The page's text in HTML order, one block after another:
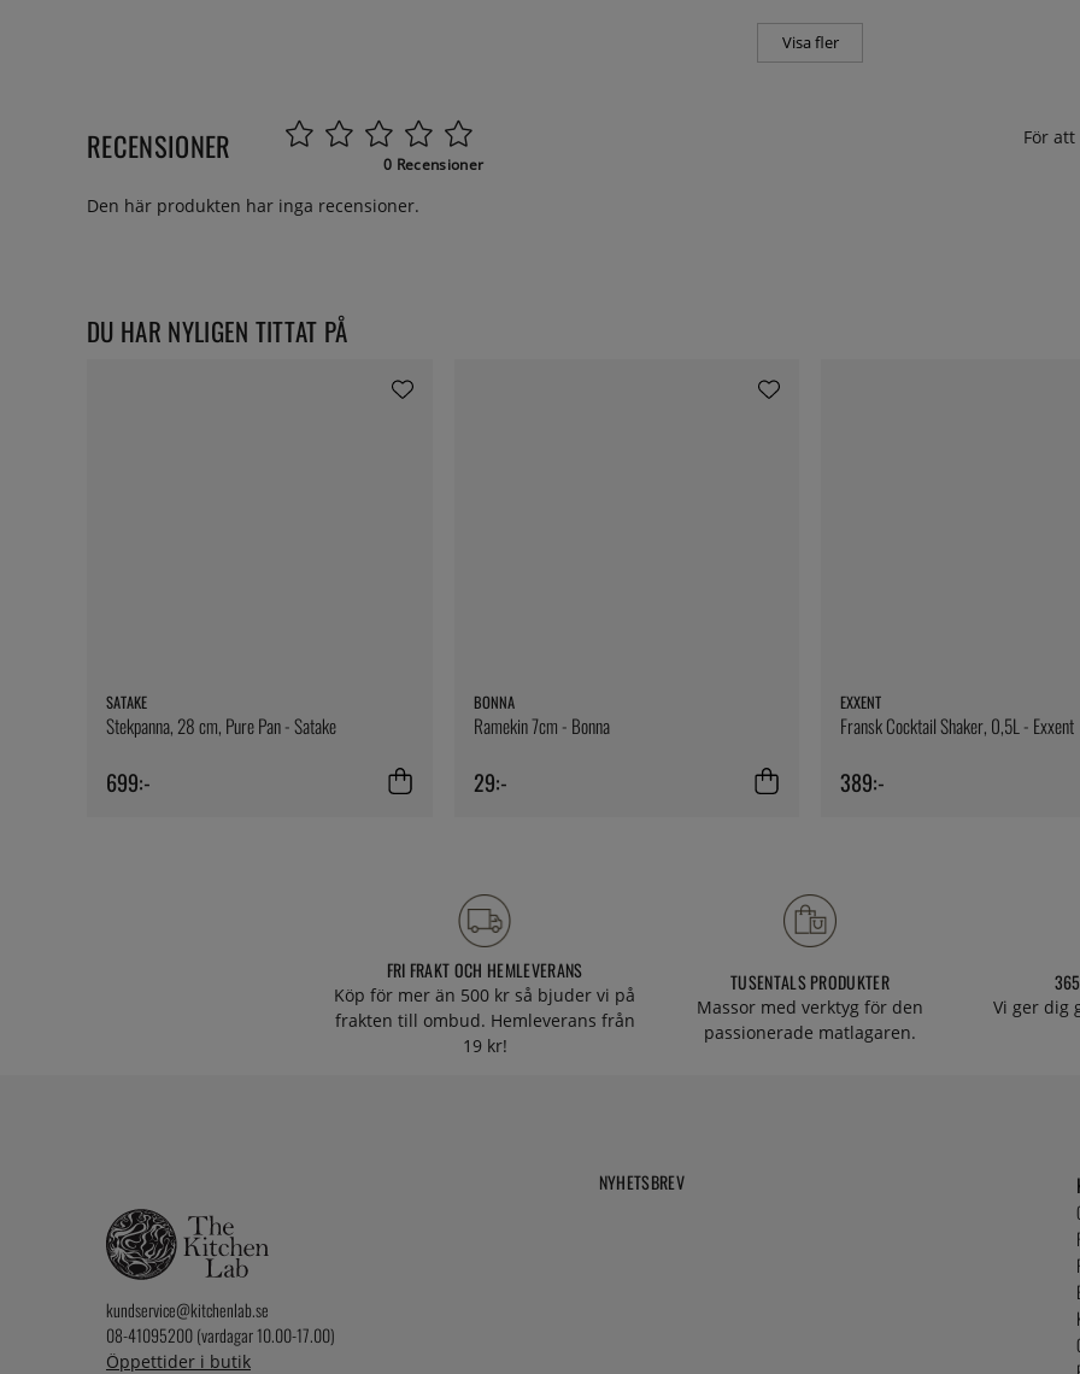
Visa fler
RECENSIONER 0 Recensioner
För
Den här produkten har inga recensioner.
DU HAR NYLIGEN TITTAT PÅ
SATAKE
Stekpanna, 28 cm, Pure Pan - Satake
699:-
BONNA
Ramekin 7cm - Bonna
29:-
EXXENT
Fransk Cocktail Shaker, 0,5L - Exxent
389:-
FRI FRAKT OCH HEMLEVERANS
Köp för mer än 500 kr så bjuder vi på
frakten till ombud. Hemleverans från
19 kr!
TUSENTALS PRODUKTER
Massor med verktyg för den
passionerade matlagaren.
Vi ger dig
kundservice@kitchenlab.se
08-41095200 (vardagar 10.00-17.00)
Öppettider i butik
NYHETSBREV